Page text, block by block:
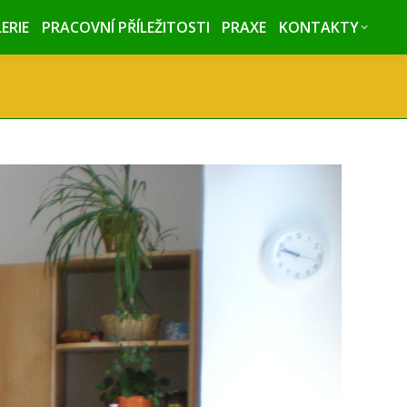
PRACOVNÍ PŘÍLEŽITOSTI PRAXE KONTAKTY
PRACOVNÍ PŘÍLEŽITOSTI PRAXE KONTAKTY